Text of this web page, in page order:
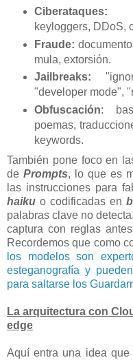
Ciberataques:
keyloggers, DDoS,
Fraude:
mula, extorsión.
Jailbreaks:
"developer mode",
Obfuscación:
poemas,
keywords.
También pone foco en
de Prompts, lo que es
las instrucciones para
haiku o codificadas en
palabras clave no
captura con reglas
Recordemos que como
los modelos son
esteganografía y
para saltarse los
La arquitectura con
edge
Aquí entra una idea